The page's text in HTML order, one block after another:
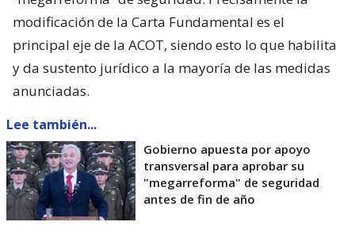
modificación de la Carta Fundamental es el
principal eje de la ACOT, siendo esto lo que habilita
y da sustento jurídico a la mayoría de las medidas
anunciadas.
Lee también...
Gobierno apuesta por apoyo
transversal para aprobar su
"megarreforma" de seguridad
antes de fin de año